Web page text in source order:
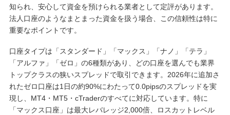
知られ、安心して資金を預けられる業者として定評があります。
法人口座のようなまとまった資金を扱う場合、この信頼性は特に
重要なポイントです。
口座タイプは「スタンダード」「マックス」「ナノ」「テラ」
「アルファ」「ゼロ」の6種類があり、どの口座を選んでも業界
トップクラスの狭いスプレッドで取引できます。2026年に追加さ
れたゼロ口座は1日の約90%にわたって0.0pipsのスプレッドを実
現し、MT4・MT5・cTraderのすべてに対応しています。特に
「マックス口座」は最大レバレッジ2,000倍、ロスカットレベル